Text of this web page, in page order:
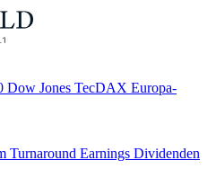
Dow Jones TecDAX Europa-
Turnaround Earnings Dividenden